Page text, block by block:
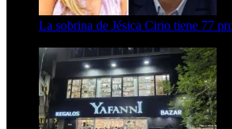
La sobrina de Jésica Cirio tiene 77